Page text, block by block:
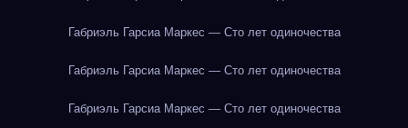
Габриэль Гарсиа Маркес — Сто лет одиночества
Габриэль Гарсиа Маркес — Сто лет одиночества
Габриэль Гарсиа Маркес — Сто лет одиночества